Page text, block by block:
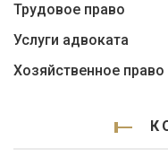
Трудовое право
Услуги адвоката
Хозяйственное право